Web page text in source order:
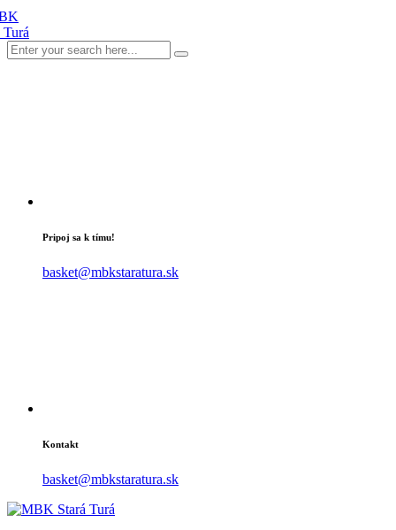
Pripoj sa k tímu!
basket@mbkstaratura.sk
Kontakt
basket@mbkstaratura.sk